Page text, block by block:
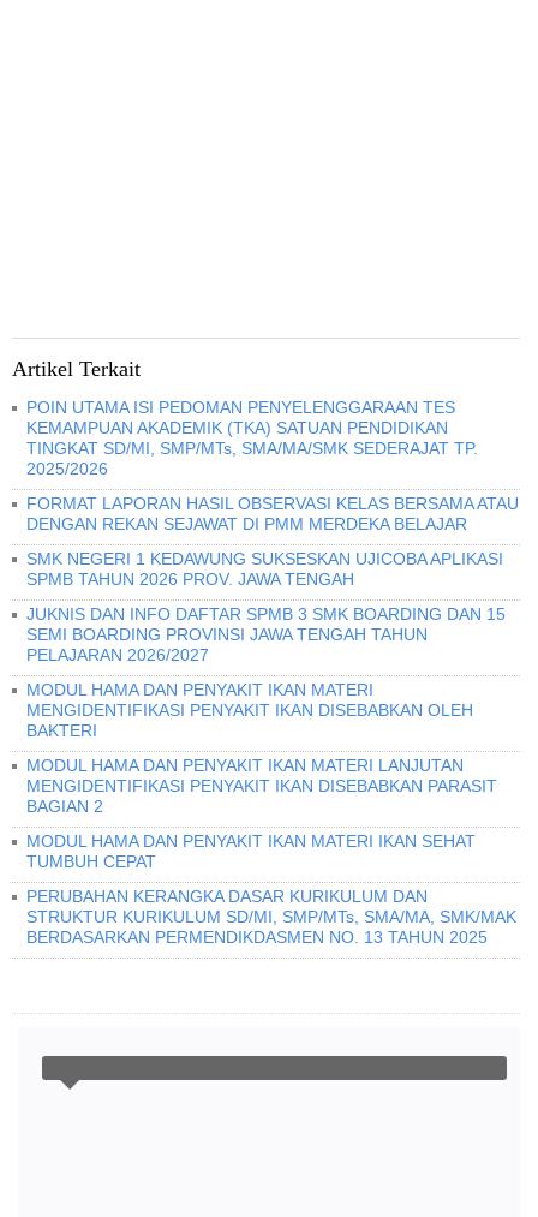
Artikel Terkait
POIN UTAMA ISI PEDOMAN PENYELENGGARAAN TES
KEMAMPUAN AKADEMIK (TKA) SATUAN PENDIDIKAN
TINGKAT SD/MI, SMP/MTs, SMA/MA/SMK SEDERAJAT TP.
2025/2026
FORMAT LAPORAN HASIL OBSERVASI KELAS BERSAMA ATAU
DENGAN REKAN SEJAWAT DI PMM MERDEKA BELAJAR
SMK NEGERI 1 KEDAWUNG SUKSESKAN UJICOBA APLIKASI
SPMB TAHUN 2026 PROV. JAWA TENGAH
JUKNIS DAN INFO DAFTAR SPMB 3 SMK BOARDING DAN 15
SEMI BOARDING PROVINSI JAWA TENGAH TAHUN
PELAJARAN 2026/2027
MODUL HAMA DAN PENYAKIT IKAN MATERI
MENGIDENTIFIKASI PENYAKIT IKAN DISEBABKAN OLEH
BAKTERI
MODUL HAMA DAN PENYAKIT IKAN MATERI LANJUTAN
MENGIDENTIFIKASI PENYAKIT IKAN DISEBABKAN PARASIT
BAGIAN 2
MODUL HAMA DAN PENYAKIT IKAN MATERI IKAN SEHAT
TUMBUH CEPAT
PERUBAHAN KERANGKA DASAR KURIKULUM DAN
STRUKTUR KURIKULUM SD/MI, SMP/MTs, SMA/MA, SMK/MAK
BERDASARKAN PERMENDIKDASMEN NO. 13 TAHUN 2025